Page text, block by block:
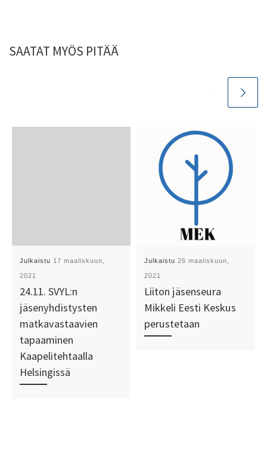
SAATAT MYÖS PITÄÄ
Julkaistu 17 maaliskuun,
2021
24.11. SVYL:n
jäsenyhdistysten
matkavastaavien
tapaaminen
Kaapelitehtaalla
Helsingissä
Julkaistu26 maaliskuun,
2021
Liiton jäsenseura
Mikkeli Eesti Keskus
perustetaan